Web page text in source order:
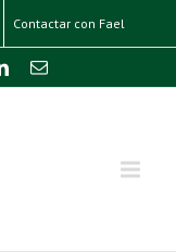
Contactar con Fael